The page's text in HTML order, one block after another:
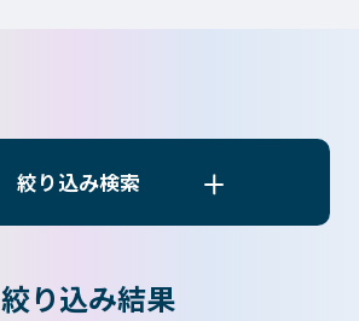
パンフレット
絞り込み検索
絞り込み結果